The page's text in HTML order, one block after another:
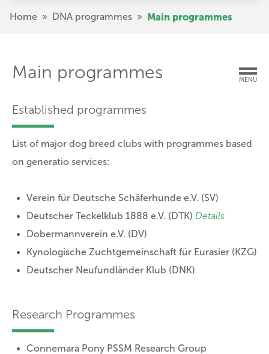
Home » DNA programmes » Main programmes
MENU
Main programmes
Established programmes
List of major dog breed clubs with programmes based
on generatio services:
Verein für Deutsche Schäferhunde e.V. (SV)
Deutscher Teckelklub 1888 e.V. (DTK) Details
Dobermannverein e.V. (DV)
Kynologische Zuchtgemeinschaft für Eurasier (KZG)
Deutscher Neufundländer Klub (DNK)
Research Programmes
Connemara Pony PSSM Research Group